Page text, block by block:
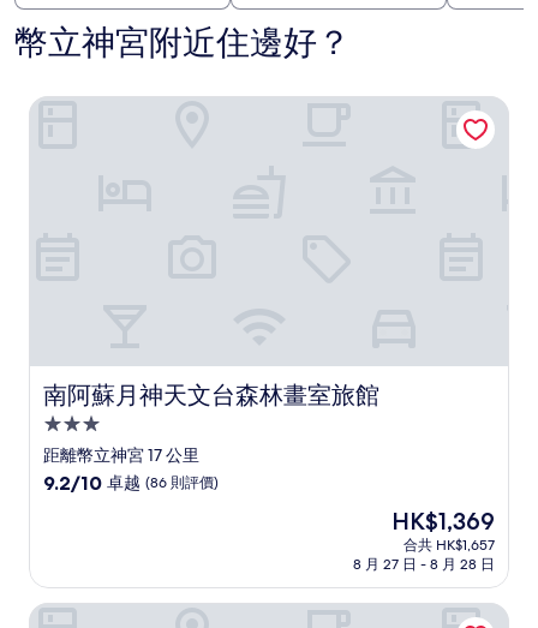
幣立神宮附近住邊好？
南阿蘇月神天文台森林畫室旅館
南阿蘇月神天文台森林畫室旅館
3.0
星
級
距離幣立神宮 17 公里
9.2
10
分)，
9.2/10 卓越 (86 則評價)
現
售
HK$1,369
HK$1,369
合共 HK$1,657
8 月 27 日 - 8 月 28 日
南阿蘇月神天文台森林畫室旅館
神仙日式旅館